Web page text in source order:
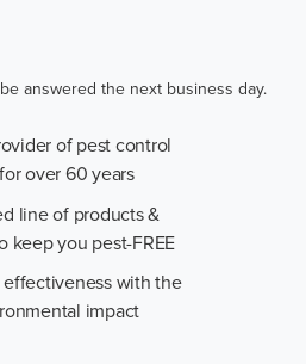
answered the next business day.
of pest control
over 60 years
line of products &
keep you pest-FREE
with the
impact